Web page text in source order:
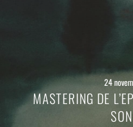
24
MASTERING DE